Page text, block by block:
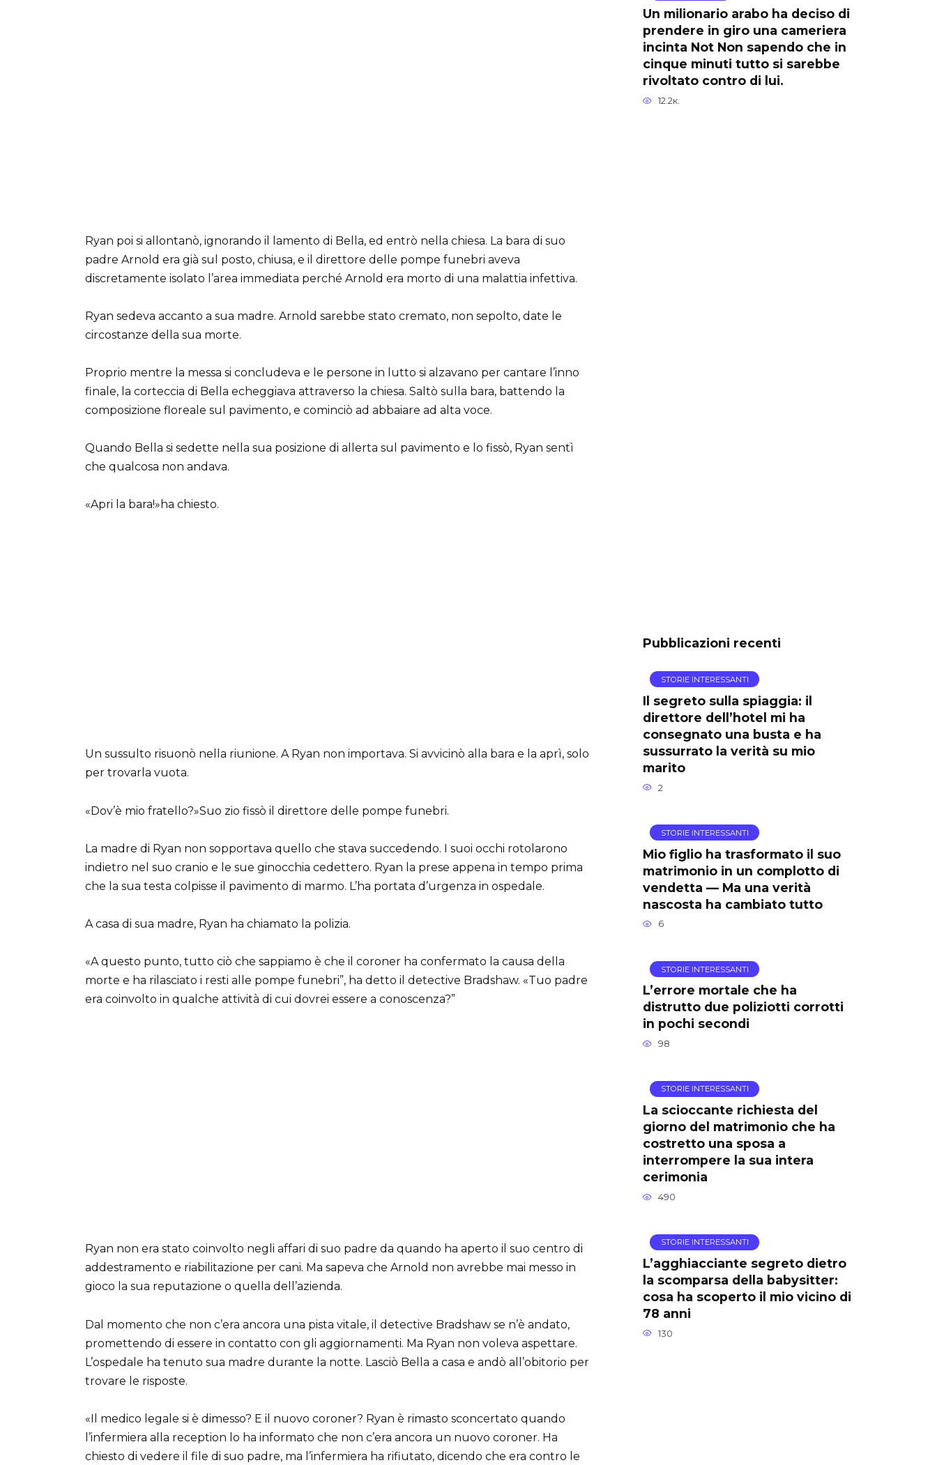
Ryan poi si allontanò, ignorando il lamento di Bella, ed entrò nella chiesa. La bara di suo
padre Arnold era già sul posto, chiusa, e il direttore delle pompe funebri aveva
discretamente isolato l’area immediata perché Arnold era morto di una malattia infettiva.
Ryan sedeva accanto a sua madre. Arnold sarebbe stato cremato, non sepolto, date le
circostanze della sua morte.
Proprio mentre la messa si concludeva e le persone in lutto si alzavano per cantare l’inno
finale, la corteccia di Bella echeggiava attraverso la chiesa. Saltò sulla bara, battendo la
composizione floreale sul pavimento, e cominciò ad abbaiare ad alta voce.
Quando Bella si sedette nella sua posizione di allerta sul pavimento e lo fissò, Ryan sentì
che qualcosa non andava.
«Apri la bara!»ha chiesto.
Un sussulto risuonò nella riunione. A Ryan non importava. Si avvicinò alla bara e la aprì, solo
per trovarla vuota.
«Dov’è mio fratello?»Suo zio fissò il direttore delle pompe funebri.
La madre di Ryan non sopportava quello che stava succedendo. I suoi occhi rotolarono
indietro nel suo cranio e le sue ginocchia cedettero. Ryan la prese appena in tempo prima
che la sua testa colpisse il pavimento di marmo. L’ha portata d’urgenza in ospedale.
A casa di sua madre, Ryan ha chiamato la polizia.
«A questo punto, tutto ciò che sappiamo è che il coroner ha confermato la causa della
morte e ha rilasciato i resti alle pompe funebri”, ha detto il detective Bradshaw. «Tuo padre
era coinvolto in qualche attività di cui dovrei essere a conoscenza?”
Ryan non era stato coinvolto negli affari di suo padre da quando ha aperto il suo centro di
addestramento e riabilitazione per cani. Ma sapeva che Arnold non avrebbe mai messo in
gioco la sua reputazione o quella dell’azienda.
Dal momento che non c’era ancora una pista vitale, il detective Bradshaw se n’è andato,
promettendo di essere in contatto con gli aggiornamenti. Ma Ryan non voleva aspettare.
L’ospedale ha tenuto sua madre durante la notte. Lasciò Bella a casa e andò all’obitorio per
trovare le risposte.
«Il medico legale si è dimesso? E il nuovo coroner? Ryan è rimasto sconcertato quando
l’infermiera alla reception lo ha informato che non c’era ancora un nuovo coroner. Ha
chiesto di vedere il file di suo padre, ma l’infermiera ha rifiutato, dicendo che era contro le
Un milionario arabo ha deciso di
prendere in giro una cameriera
incinta Not Non sapendo che in
cinque minuti tutto si sarebbe
rivoltato contro di lui.
12.2к.
Pubblicazioni recenti
STORIE INTERESSANTI
Il segreto sulla spiaggia: il
direttore dell’hotel mi ha
consegnato una busta e ha
sussurrato la verità su mio
marito
2
STORIE INTERESSANTI
Mio figlio ha trasformato il suo
matrimonio in un complotto di
vendetta — Ma una verità
nascosta ha cambiato tutto
6
STORIE INTERESSANTI
L’errore mortale che ha
distrutto due poliziotti corrotti
in pochi secondi
98
STORIE INTERESSANTI
La scioccante richiesta del
giorno del matrimonio che ha
costretto una sposa a
interrompere la sua intera
cerimonia
490
STORIE INTERESSANTI
L’agghiacciante segreto dietro
la scomparsa della babysitter:
cosa ha scoperto il mio vicino di
78 anni
130